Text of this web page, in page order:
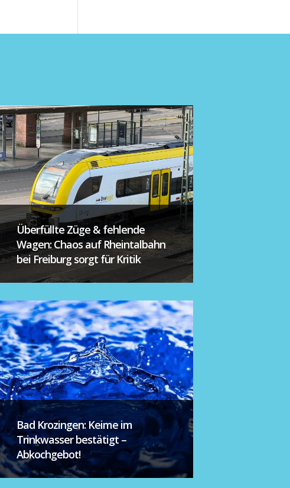
Überfüllte Züge & fehlende
Wagen: Chaos auf Rheintalbahn
bei Freiburg sorgt für Kritik
Bad Krozingen: Keime im
Trinkwasser bestätigt –
Abkochgebot!